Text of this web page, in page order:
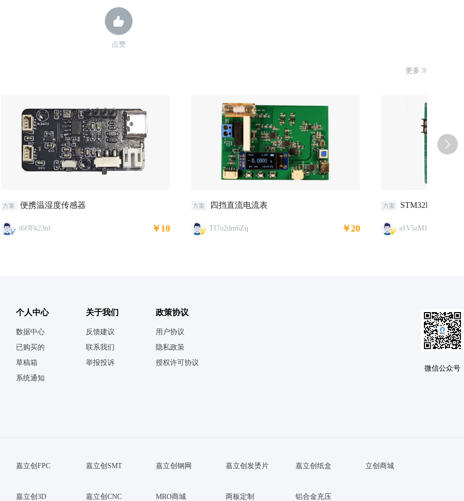
点赞
更多
方案 便携温湿度传感器
t6fJFk23nf ￥10
方案 四挡直流电流表
TI7o2dm6Zq ￥20
方案 STM32F103 双
a1V5zM1qR2
个人中心
数据中心
已购买的
草稿箱
系统通知
关于我们
反馈建议
联系我们
举报投诉
政策协议
用户协议
隐私政策
授权许可协议
微信公众号
嘉立创FPC 嘉立创SMT 嘉立创钢网 嘉立创发烫片 嘉立创纸盒
立创商城
嘉立创3D 嘉立创CNC MRO商城 两板定制 铝合金充压